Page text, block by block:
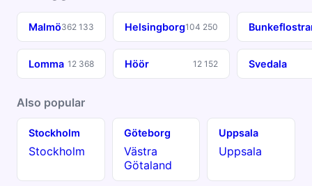
Malmö362 133 Helsingborg104 250
Lomma 12 368 Höör 12 152 Svedala
Also popular
Stockholm
Stockholm
Göteborg
Västra
Götaland
Uppsala
Uppsala